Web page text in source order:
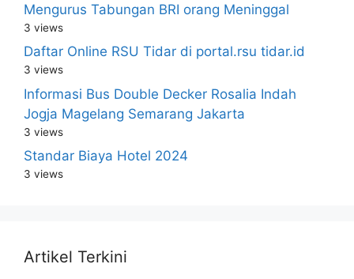
Mengurus Tabungan BRI orang Meninggal
3 views
Daftar Online RSU Tidar di portal.rsu tidar.id
3 views
Informasi Bus Double Decker Rosalia Indah
Jogja Magelang Semarang Jakarta
3 views
Standar Biaya Hotel 2024
3 views
Artikel Terkini